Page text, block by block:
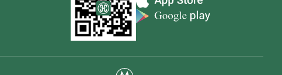
Appstore icon